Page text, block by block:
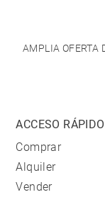
AMPLIA OFERTA
ACCESO RÁPIDO
Comprar
Alquiler
Vender